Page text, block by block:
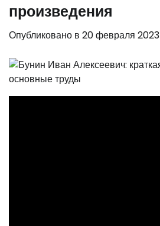
произведения
Опубликовано в 20 февраля 2023